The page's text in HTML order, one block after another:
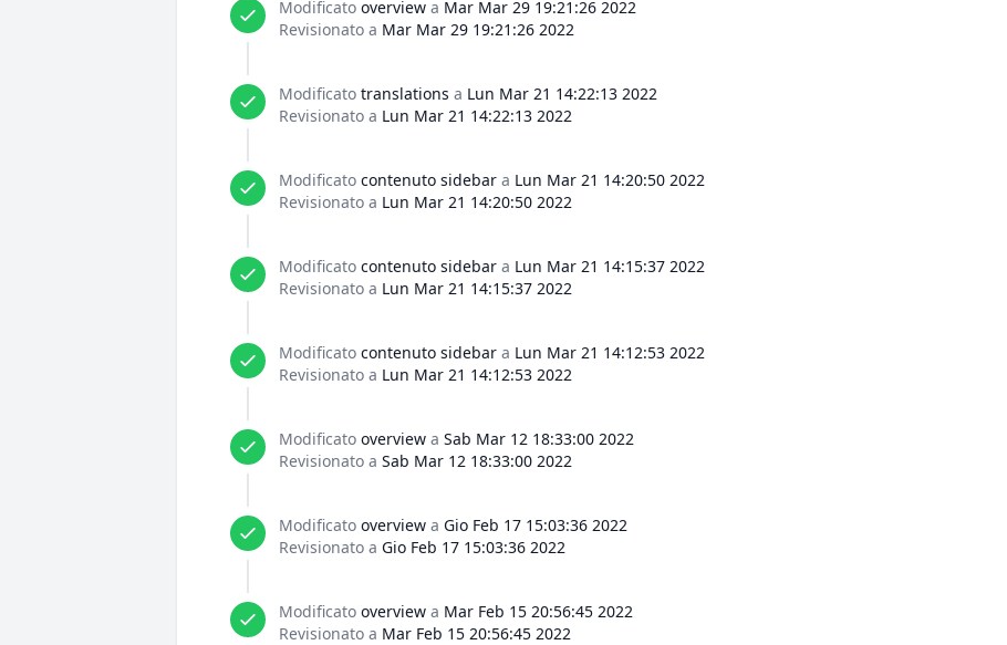
Modificato overview a Mar Mar 29 19:21:26 2022
Revisionato a Mar Mar 29 19:21:26 2022
Modificato translations a Lun Mar 21 14:22:13 2022
Revisionato a Lun Mar 21 14:22:13 2022
Modificato contenuto sidebar a Lun Mar 21 14:20:50 2022
Revisionato a Lun Mar 21 14:20:50 2022
Modificato contenuto sidebar a Lun Mar 21 14:15:37 2022
Revisionato a Lun Mar 21 14:15:37 2022
Modificato contenuto sidebar a Lun Mar 21 14:12:53 2022
Revisionato a Lun Mar 21 14:12:53 2022
Modificato overview a Sab Mar 12 18:33:00 2022
Revisionato a Sab Mar 12 18:33:00 2022
Modificato overview a Gio Feb 17 15:03:36 2022
Revisionato a Gio Feb 17 15:03:36 2022
Modificato overview a Mar Feb 15 20:56:45 2022
Revisionato a Mar Feb 15 20:56:45 2022